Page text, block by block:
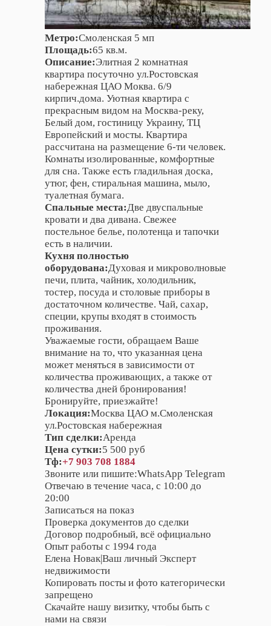
Метро:Смоленская 5 мп
Площадь:65 кв.м.
Описание:Элитная 2 комнатная
квартира посуточно ул.Ростовская
набережная ЦАО Моква. 6/9
кирпич.дома. Уютная квартира с
прекрасным видом на Москва-реку,
Белый дом, гостиницу Украину, ТЦ
Европейский и мосты. Квартира
рассчитана на размещение 6-ти человек.
Комнаты изолированные, комфортные
для сна. Также есть гладильная доска,
утюг, фен, стиральная машина, мыло,
туалетная бумага.
Спальные места:Две двуспальные
кровати и два дивана. Свежее
постельное белье, полотенца и тапочки
есть в наличии.
Кухня полностью
оборудована:Духовая и микроволновые
печи, плита, чайник, холодильник,
тостер, посуда и столовые приборы в
достаточном количестве. Чай, сахар,
специи, крупы входят в стоимость
проживания.
Уважаемые гости, обращаем Ваше
внимание на то, что указанная цена
может меняться в зависимости от
количества проживающих, а также от
количества дней бронирования!
Бронируйте, приезжайте!
Локация:Москва ЦАО м.Смоленская
ул.Ростовская набережная
Тип сделки:Аренда
Цена сутки:5 500 руб
Тф:+7 903 708 1884
Звоните или пишите:WhatsApp Telegram
Отвечаю в течение часа, с 10:00 до
20:00
Записаться на показ
Проверка документов до сделки
Договор подробный, всё официально
Опыт работы с 1994 года
Елена Новак|Ваш личный Эксперт
недвижимости
Копировать посты и фото категорически
запрещено
Скачайте нашу визитку, чтобы быть с
нами на связи